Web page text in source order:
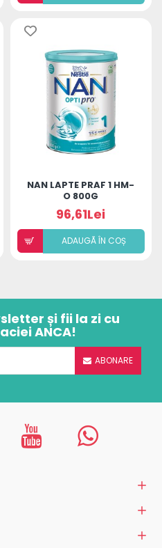
NAN LAPTE PRAF 1 HM-
O 800G
96,61Lei
ADAUGÃ ÎN COȘ
și fii la zi cu
ANCA!
ABONARE